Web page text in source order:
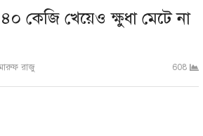
কেজি খেয়েও ক্ষুধা মেটে না
রাজু 608